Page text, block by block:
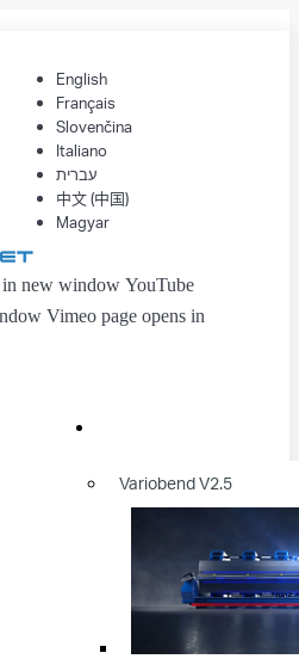
English
Français
Slovenčina
Italiano
עברית
中文 (中国)
Magyar
in new window YouTube
Vimeo page opens in
Variobend V2.5